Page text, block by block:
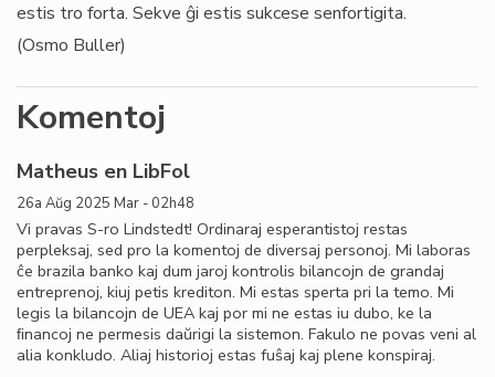
estis tro forta. Sekve ĝi estis sukcese senfortigita.
(Osmo Buller)
Komentoj
Matheus en LibFol
26a Aŭg 2025 Mar - 02h48
Vi pravas S-ro Lindstedt! Ordinaraj esperantistoj restas
perpleksaj, sed pro la komentoj de diversaj personoj. Mi laboras
ĉe brazila banko kaj dum jaroj kontrolis bilancojn de grandaj
entreprenoj, kiuj petis krediton. Mi estas sperta pri la temo. Mi
legis la bilancojn de UEA kaj por mi ne estas iu dubo, ke la
ﬁnancoj ne permesis daŭrigi la sistemon. Fakulo ne povas veni al
alia konkludo. Aliaj historioj estas fuŝaj kaj plene konspiraj.